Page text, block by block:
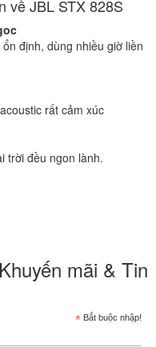
về JBL STX 828S
định, dùng nhiều giờ liền
rất cảm xúc
trời đều ngon lành.
mãi & Tin
* Bắt buộc nhập!